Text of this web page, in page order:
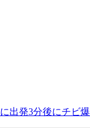
出発3分後にチビ